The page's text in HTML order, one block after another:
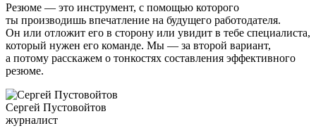
Резюме — это инструмент, с помощью которого
ты производишь впечатление на будущего работодателя.
Он или отложит его в сторону или увидит в тебе специалиста,
который нужен его команде. Мы — за второй вариант,
а потому расскажем о тонкостях составления эффективного
резюме.
Сергей Пустовойтов
журналист